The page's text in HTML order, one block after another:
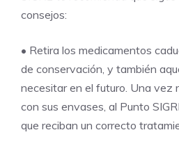
consejos:
• Retira los medicamentos
de conservación, y también
necesitar en el futuro. Una vez
con sus envases, al Punto
que reciban un correcto